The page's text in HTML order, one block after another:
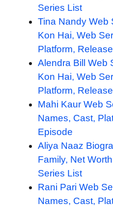
Series List
Tina Nandy Web
Kon Hai, Web
Platform,
Alendra Bill Web
Kon Hai, Web
Platform,
Mahi Kaur Web
Names, Cast,
Episode
Aliya Naaz
Family, Net
Series List
Rani Pari Web
Names, Cast,